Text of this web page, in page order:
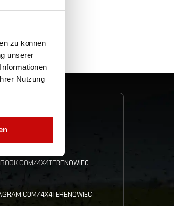
zu können
unserer
Nutzung
schützt.
US
4X4TERENOWIEC
4X4TERENOWIEC